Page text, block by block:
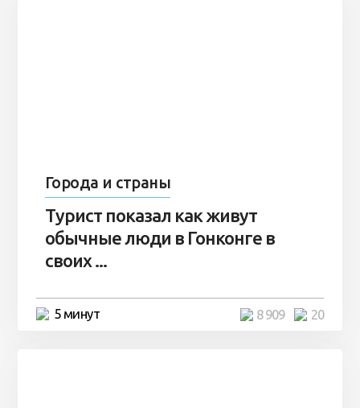
Города и страны
Турист показал как живут
обычные люди в Гонконге в
своих ...
5 минут 20
8 909